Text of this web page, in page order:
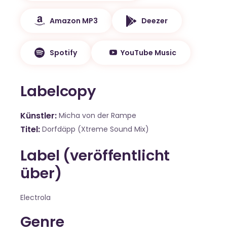
Amazon MP3 Deezer
Spotify YouTube Music
Labelcopy
Künstler Micha von der Rampe
Titel Dorfdäpp (Xtreme Sound Mix)
Label (veröffentlicht
über)
Electrola
Genre